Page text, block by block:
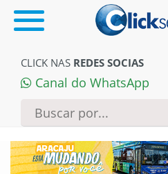
CLICK NAS REDES SOCIAS
Canal do WhatsApp